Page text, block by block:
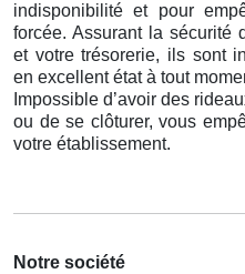
indisponibilité et pour
forcée. Assurant la sécurité
et votre trésorerie, ils sont
en excellent état à tout
Impossible d’avoir des
ou de se clôturer, vous
votre établissement.
Notre société